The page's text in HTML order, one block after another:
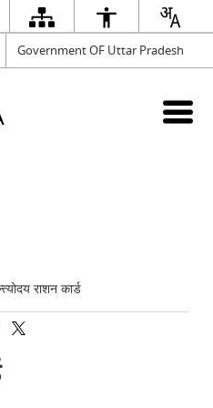
Government OF Uttar Pradesh
राशन कार्ड